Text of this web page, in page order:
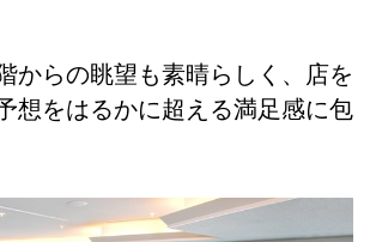
からの眺望も素晴らしく、店を
想をはるかに超える満足感に包